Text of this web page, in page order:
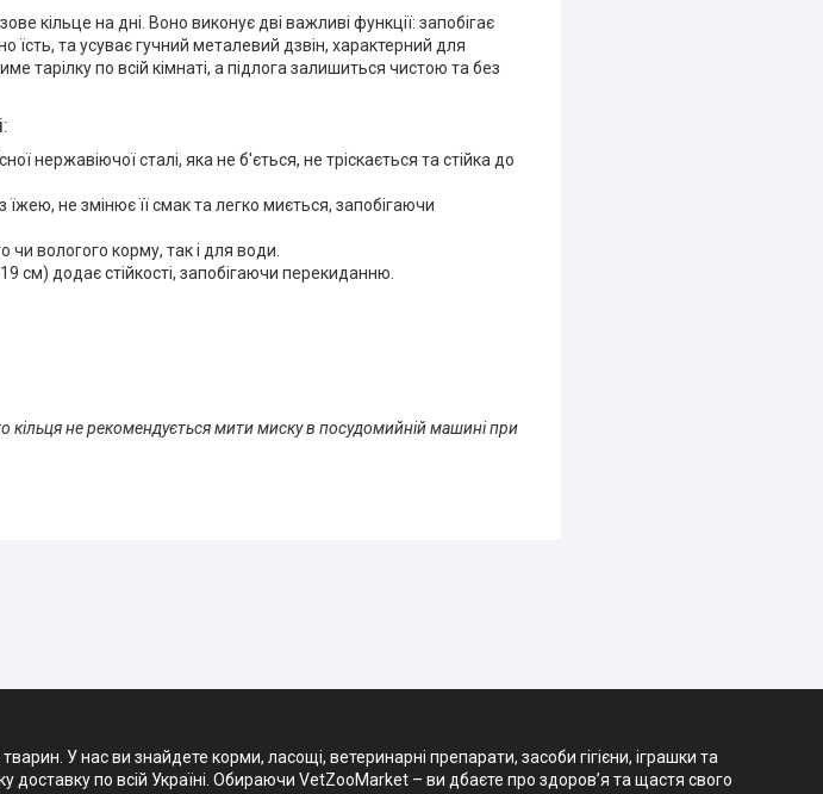
кільце на дні. Воно виконує дві важливі функції: запобігає
їсть, та усуває гучний металевий дзвін, характерний для
тарілку по всій кімнаті, а підлога залишиться чистою та без
нержавіючої сталі, яка не б'ється, не тріскається та стійка до
їжею, не змінює її смак та легко миється, запобігаючи
чи вологого корму, так і для води.
см) додає стійкості, запобігаючи перекиданню.
не рекомендується мити миску в посудомийній машині при
У нас ви знайдете корми, ласощі, ветеринарні препарати, засоби гігієни, іграшки та
по всій Україні. Обираючи VetZooMarket – ви дбаєте про здоров’я та щастя свого